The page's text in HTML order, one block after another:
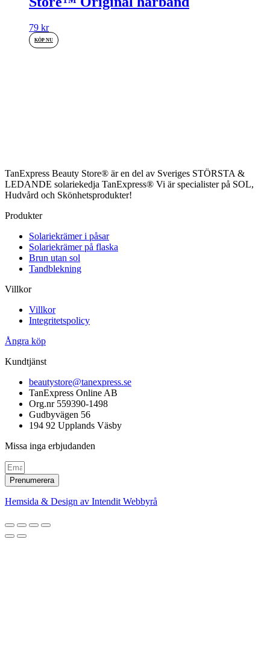
79 kr
KÖP NU
TanExpress Beauty Store® är en del av Sveriges STÖRSTA &
LEDANDE solariekedja TanExpress® Vi är specialister på SOL,
Hudvård och Skönhetsprodukter!
Produkter
Solariekrämer i påsar
Solariekrämer på flaska
Brun utan sol
Tandblekning
Villkor
Villkor
Integritetspolicy
Ångra köp
Kundtjänst
beautystore@tanexpress.se
TanExpress Online AB
Org.nr 559390-1498
Gudbyvägen 56
194 92 Upplands Väsby
Missa inga erbjudanden
Prenumerera
Hemsida & Design av Intendit Webbyrå